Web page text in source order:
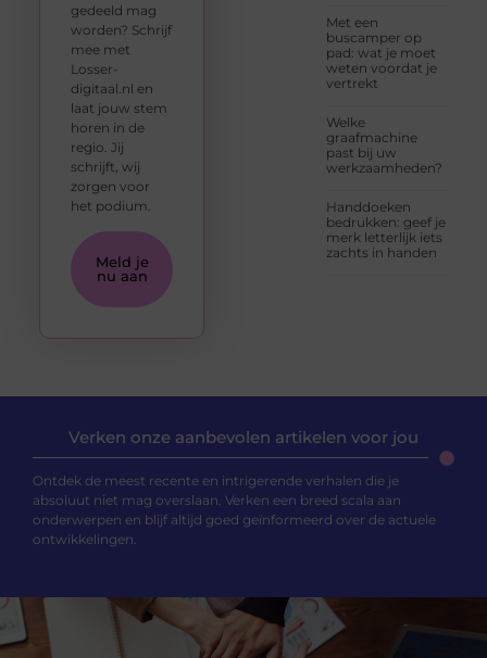
Met een
buscamper op
pad: wat je moet
weten voordat je
vertrekt
Welke
graafmachine
past bij uw
werkzaamheden?
Handdoeken
bedrukken: geef je
merk letterlijk iets
zachts in handen
gedeeld mag
worden? Schrijf
mee met
Losser-
digitaal.nl en
laat jouw stem
horen in de
regio. Jij
schrijft, wij
zorgen voor
het podium.
Meld je
nu aan
Verken onze aanbevolen artikelen voor jou
Ontdek de meest recente en intrigerende verhalen die je
absoluut niet mag overslaan. Verken een breed scala aan
onderwerpen en blijf altijd goed geïnformeerd over de actuele
ontwikkelingen.